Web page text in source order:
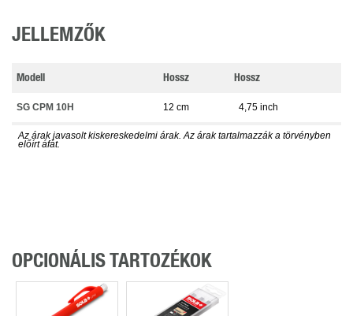
JELLEMZŐK
Modell Hossz Hossz
SG CPM 10H 12 cm 4,75 inch
Az árak javasolt kiskereskedelmi árak. Az árak tartalmazzák a törvényben
előírt áfát.
OPCIONÁLIS TARTOZÉKOK